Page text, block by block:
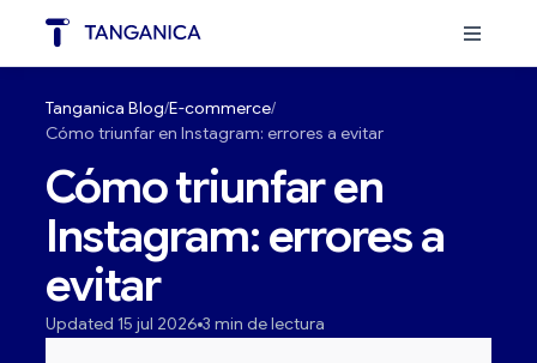
Tanganica Blog E-commerce
Cómo triunfar en Instagram: errores a evitar
Cómo triunfar en
Instagram: errores a
evitar
Updated 15 jul 2026 3 min de lectura